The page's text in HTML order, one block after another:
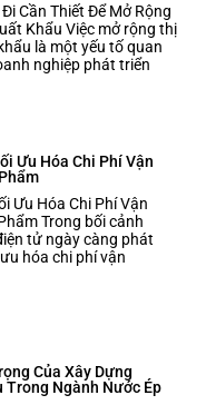
Cần Thiết Để Mở Rộng
Khẩu Việc mở rộng thị
là một yếu tố quan
nghiệp phát triển
Ưu Hóa Chi Phí Vận
Ưu Hóa Chi Phí Vận
Trong bối cảnh
tử ngày càng phát
hóa chi phí vận
Của Xây Dựng
Trong Ngành Nước Ép